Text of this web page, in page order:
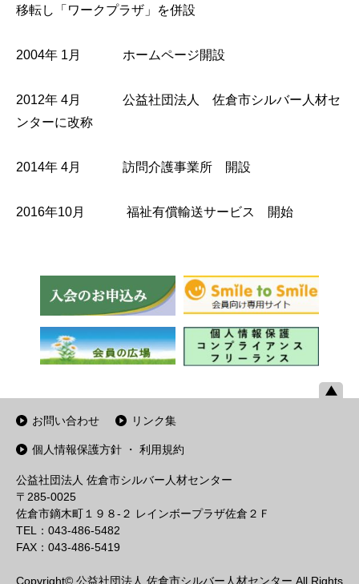
移転し「ワークプラザ」を併設
2004年 1月 ホームページ開設
2012年 4月 公益社団法人 佐倉市シルバー人材セ
ンターに改称
2014年 4月 訪問介護事業所 開設
2016年10月 福祉有償輸送サービス 開始
お問い合わせ リンク集
個人情報保護方針 ・ 利用規約
公益社団法人 佐倉市シルバー人材センター
〒285-0025
佐倉市鏑木町１９８-２ レインボープラザ佐倉２Ｆ
TEL：043-486-5482
FAX：043-486-5419
Copyright© 公益社団法人 佐倉市シルバー人材センター All Rights